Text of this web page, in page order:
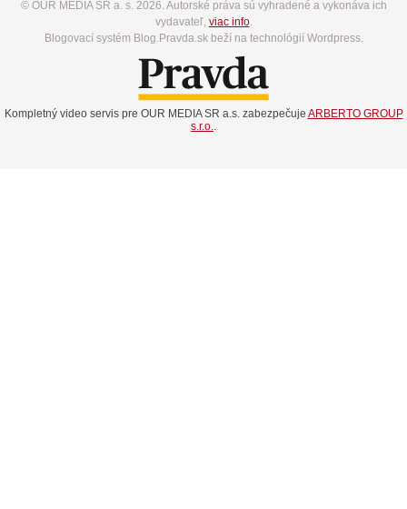
© OUR MEDIA SR a. s. 2026. Autorské práva sú vyhradené a vykonáva ich
vydavateľ, viac info.
Blogovací systém Blog.Pravda.sk beží na technológií Wordpress.
Kompletný video servis pre OUR MEDIA SR a.s. zabezpečuje ARBERTO GROUP
s.r.o..